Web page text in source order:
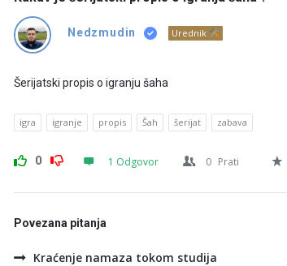
Latest
Pitanja
Nedzmudin Urednik
Šerijatski propis o igranju šaha
igra igranje propis Šah šerijat zabava
0 1 Odgovor 0 Prati
Povezana pitanja
Kraćenje namaza tokom studija